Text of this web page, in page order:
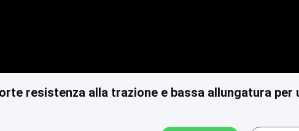
resistenza alla trazione e bassa allungatura per